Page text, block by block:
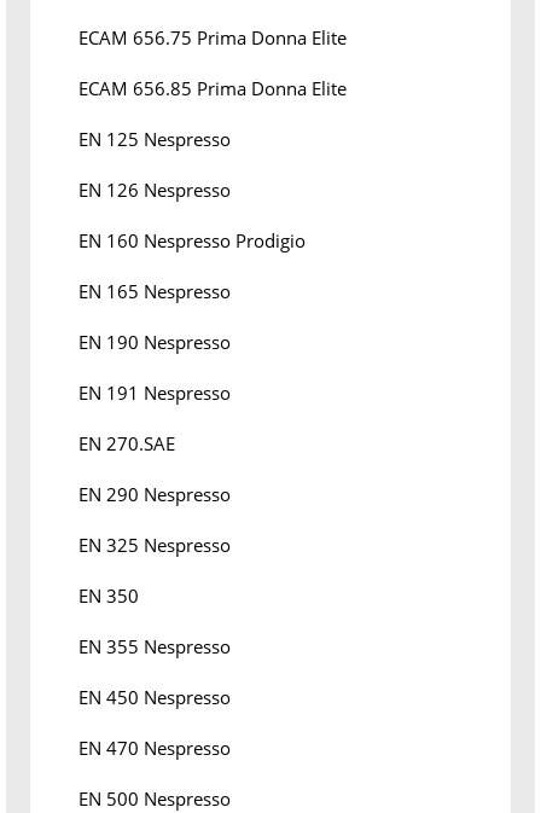
ECAM 656.75 Prima Donna Elite
ECAM 656.85 Prima Donna Elite
EN 125 Nespresso
EN 126 Nespresso
EN 160 Nespresso Prodigio
EN 165 Nespresso
EN 190 Nespresso
EN 191 Nespresso
EN 270.SAE
EN 290 Nespresso
EN 325 Nespresso
EN 350
EN 355 Nespresso
EN 450 Nespresso
EN 470 Nespresso
EN 500 Nespresso